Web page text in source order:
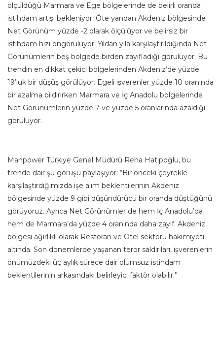
ölçüldüğü Marmara ve Ege bölgelerinde de belirli oranda
istihdam artışı bekleniyor. Öte yandan Akdeniz bölgesinde
Net Görünüm yüzde -2 olarak ölçülüyor ve belirsiz bir
istihdam hızı öngörülüyor. Yıldan yıla karşılaştırıldığında Net
Görünümlerin beş bölgede birden zayıfladığı görülüyor. Bu
trendin en dikkat çekici bölgelerinden Akdeniz’de yüzde
19’luk bir düşüş görülüyor. Egeli işverenler yüzde 10 oranında
bir azalma bildirirken Marmara ve İç Anadolu bölgelerinde
Net Görünümlerin yüzde 7 ve yüzde 5 oranlarında azaldığı
görülüyor.
Manpower Türkiye Genel Müdürü Reha Hatipoğlu, bu
trende dair şu görüşü paylaşıyor: “Bir önceki çeyrekle
karşılaştırdığımızda işe alım beklentilerinin Akdeniz
bölgesinde yüzde 9 gibi düşündürücü bir oranda düştüğünü
görüyoruz. Ayrıca Net Görünümler de hem İç Anadolu’da
hem de Marmara’da yüzde 4 oranında daha zayıf. Akdeniz
bölgesi ağırlıklı olarak Restoran ve Otel sektörü hakimiyeti
altında. Son dönemlerde yaşanan terör saldırıları, işverenlerin
önümüzdeki üç aylık sürece dair olumsuz istihdam
beklentilerinin arkasındaki belirleyici faktör olabilir.”